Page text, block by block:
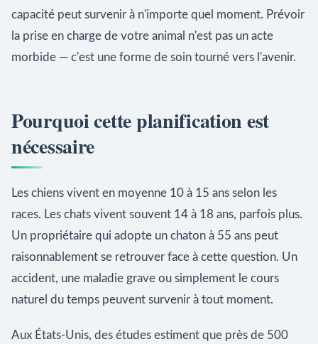
capacité peut survenir à n'importe quel moment. Prévoir
la prise en charge de votre animal n'est pas un acte
morbide — c'est une forme de soin tourné vers l'avenir.
Pourquoi cette planification est
nécessaire
Les chiens vivent en moyenne 10 à 15 ans selon les
races. Les chats vivent souvent 14 à 18 ans, parfois plus.
Un propriétaire qui adopte un chaton à 55 ans peut
raisonnablement se retrouver face à cette question. Un
accident, une maladie grave ou simplement le cours
naturel du temps peuvent survenir à tout moment.
Aux États-Unis, des études estiment que près de 500